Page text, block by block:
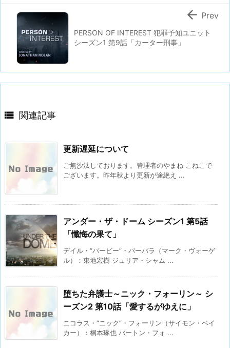
PERSON OF INTEREST 犯罪予知ユニット
シーズン1 第9話「カーター刑事」
 Prev
 関連記事
更新遅延について
ご無沙汰しております。管理者のやまね こねこで
ございます。昨年秋より更新が途絶え ...
アンダー・ザ・ドーム シーズン1 第5話
「懺悔の果て」
デイル・“バービー”・バーバラ（マーク・ヴォーゲ
ル）：東地宏樹 ジュリア・シャム ...
堕ちた弁護士～ニック・フォーリン～ シ
ーズン2 第10話「愛するがゆえに」
ニコラス・“ニック”・フォーリン（サイモン・ベイ
カー）：桐本琢也 バートン・フォ ...